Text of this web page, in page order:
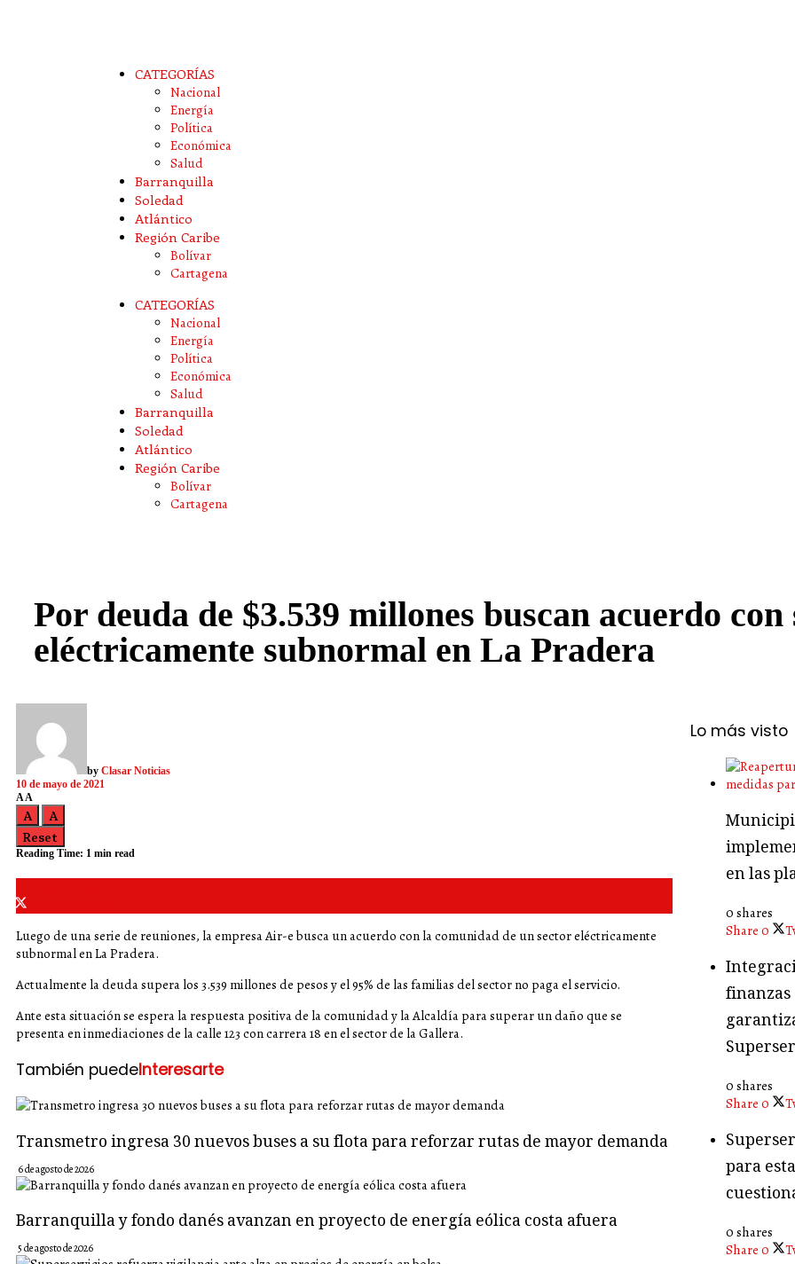
CATEGORÍAS
Nacional
Energía
Política
Económica
Salud
Barranquilla
Soledad
Atlántico
Región Caribe
Bolívar
Cartagena
CATEGORÍAS
Nacional
Energía
Política
Económica
Salud
Barranquilla
Soledad
Atlántico
Región Caribe
Bolívar
Cartagena
Por deuda de $3.539 millones buscan acuerdo con
eléctricamente subnormal en La Pradera
by Clasar Noticias
10 de mayo de 2021
AA
A
A
Reset
Reading Time: 1 min read
Luego de una serie de reuniones, la empresa Air-e busca un acuerdo con la comunidad de un sector eléctricamente
subnormal en La Pradera.
Actualmente la deuda supera los 3.539 millones de pesos y el 95% de las familias del sector no paga el servicio.
Ante esta situación se espera la respuesta positiva de la comunidad y la Alcaldía para superar un daño que se
presenta en inmediaciones de la calle 123 con carrera 18 en el sector de la Gallera.
También puedeInteresarte
Transmetro ingresa 30 nuevos buses a su flota para reforzar rutas de mayor demanda
6 de agosto de 2026
Barranquilla y fondo danés avanzan en proyecto de energía eólica costa afuera
5 de agosto de 2026
Lo más visto
en las
0 shares
Share 0
finanzas
0 shares
Share 0
para
0 shares
Share 0